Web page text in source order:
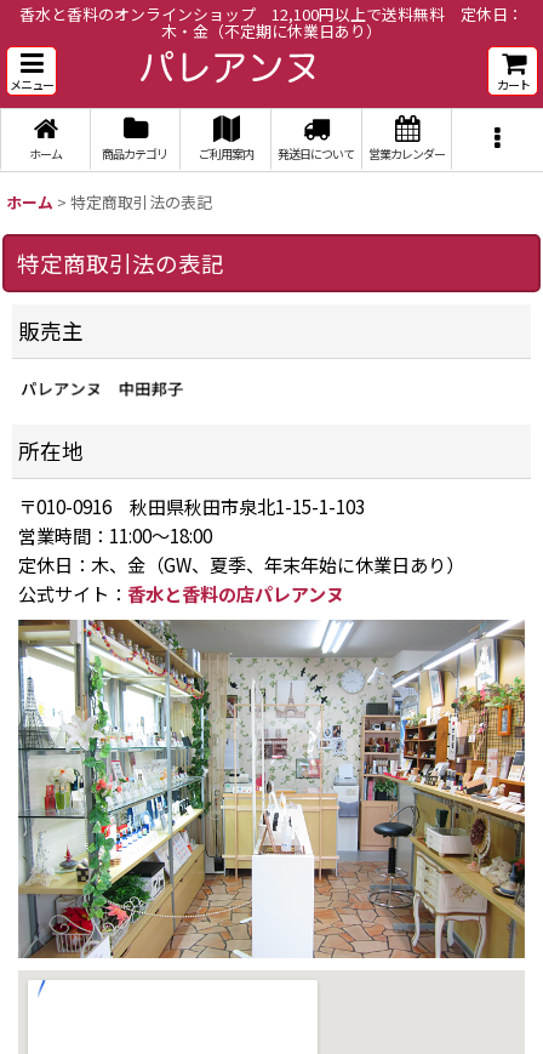
香水と香料のオンラインショップ 12,100円以上で送料無料 定休日：
木・金（不定期に休業日あり）
メニュー カート
ホーム 商品カテゴリ ご利用案内 発送日について 営業カレンダー
ホーム > 特定商取引法の表記
特定商取引法の表記
販売主
所在地
〒010-0916 秋田県秋田市泉北1-15-1-103
営業時間：11:00〜18:00
定休日：木、金（GW、夏季、年末年始に休業日あり）
公式サイト： 香水と香料の店パレアンヌ